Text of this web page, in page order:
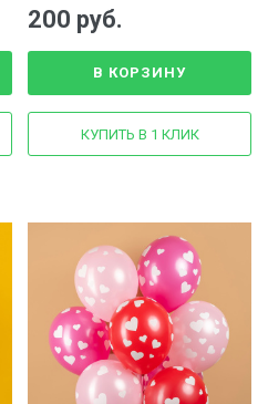
200 руб.
В КОРЗИНУ
КУПИТЬ В 1 КЛИК